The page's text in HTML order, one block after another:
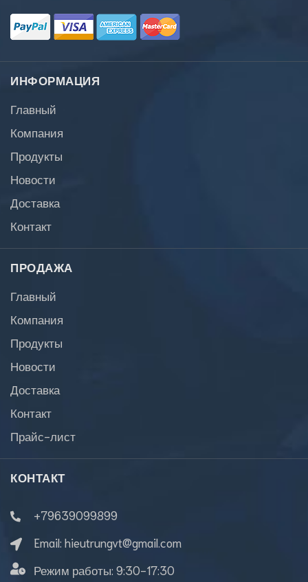
ИНФОРМАЦИЯ
Главный
Компания
Продукты
Новости
Доставка
Контакт
ПРОДАЖА
Главный
Компания
Продукты
Новости
Доставка
Контакт
Прайс-лист
КОНТАКТ
+79639099899
Email: hieutrungvt@gmail.com
Режим работы: 9:30-17:30